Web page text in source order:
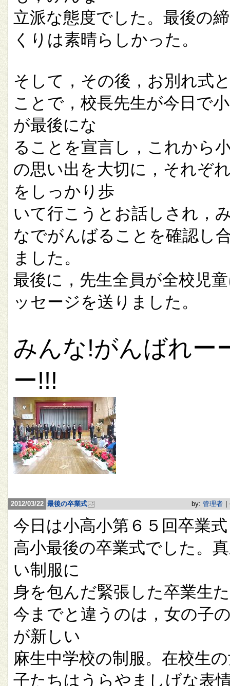
立派な態度でした。最後の
くりは素晴らしかった。
そして，その後，お別れ式
ことで，校長先生が今日で
が最後にな
ることを宣言し，これから
の思い出を大切に，それぞ
をしっかり歩
いて行こうとお話しされ，
なでがんばることを確認し
ました。
最後に，先生全員が全校児
ッセージを送りました。
みんな!がんばれー
ー!!!
2012/03/22 最後の卒業式 by: 管理者
今日は小高小第６５回卒業
高小最後の卒業式でした。
い制服に
身を包んだ緊張した卒業生
今までと違うのは，女の子
が新しい
麻生中学校の制服。在校生
子たちはうらやましげな表